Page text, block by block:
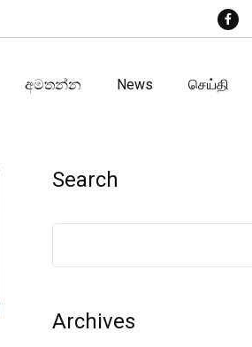
අමතන්න News செய்தி
Search
Archives